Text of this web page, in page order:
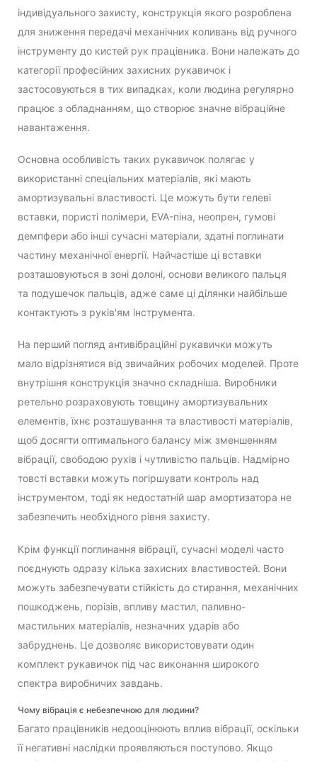
індивідуального захисту, конструкція якого розроблена
для зниження передачі механічних коливань від ручного
інструменту до кистей рук працівника. Вони належать до
категорії професійних захисних рукавичок і
застосовуються в тих випадках, коли людина регулярно
працює з обладнанням, що створює значне вібраційне
навантаження.
Основна особливість таких рукавичок полягає у
використанні спеціальних матеріалів, які мають
амортизувальні властивості. Це можуть бути гелеві
вставки, пористі полімери, EVA-піна, неопрен, гумові
демпфери або інші сучасні матеріали, здатні поглинати
частину механічної енергії. Найчастіше ці вставки
розташовуються в зоні долоні, основи великого пальця
та подушечок пальців, адже саме ці ділянки найбільше
контактують з руків'ям інструмента.
На перший погляд антивібраційні рукавички можуть
мало відрізнятися від звичайних робочих моделей. Проте
внутрішня конструкція значно складніша. Виробники
ретельно розраховують товщину амортизувальних
елементів, їхнє розташування та властивості матеріалів,
щоб досягти оптимального балансу між зменшенням
вібрації, свободою рухів і чутливістю пальців. Надмірно
товсті вставки можуть погіршувати контроль над
інструментом, тоді як недостатній шар амортизатора не
забезпечить необхідного рівня захисту.
Крім функції поглинання вібрації, сучасні моделі часто
поєднують одразу кілька захисних властивостей. Вони
можуть забезпечувати стійкість до стирання, механічних
пошкоджень, порізів, впливу мастил, паливно-
мастильних матеріалів, незначних ударів або
забруднень. Це дозволяє використовувати один
комплект рукавичок під час виконання широкого
спектра виробничих завдань.
Чому вібрація є небезпечною для людини?
Багато працівників недооцінюють вплив вібрації, оскільки
її негативні наслідки проявляються поступово. Якщо